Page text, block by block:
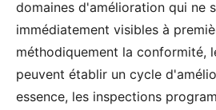
domaines d'amélioration qui ne
immédiatement visibles à
méthodiquement la conformité,
peuvent établir un cycle
essence, les inspections